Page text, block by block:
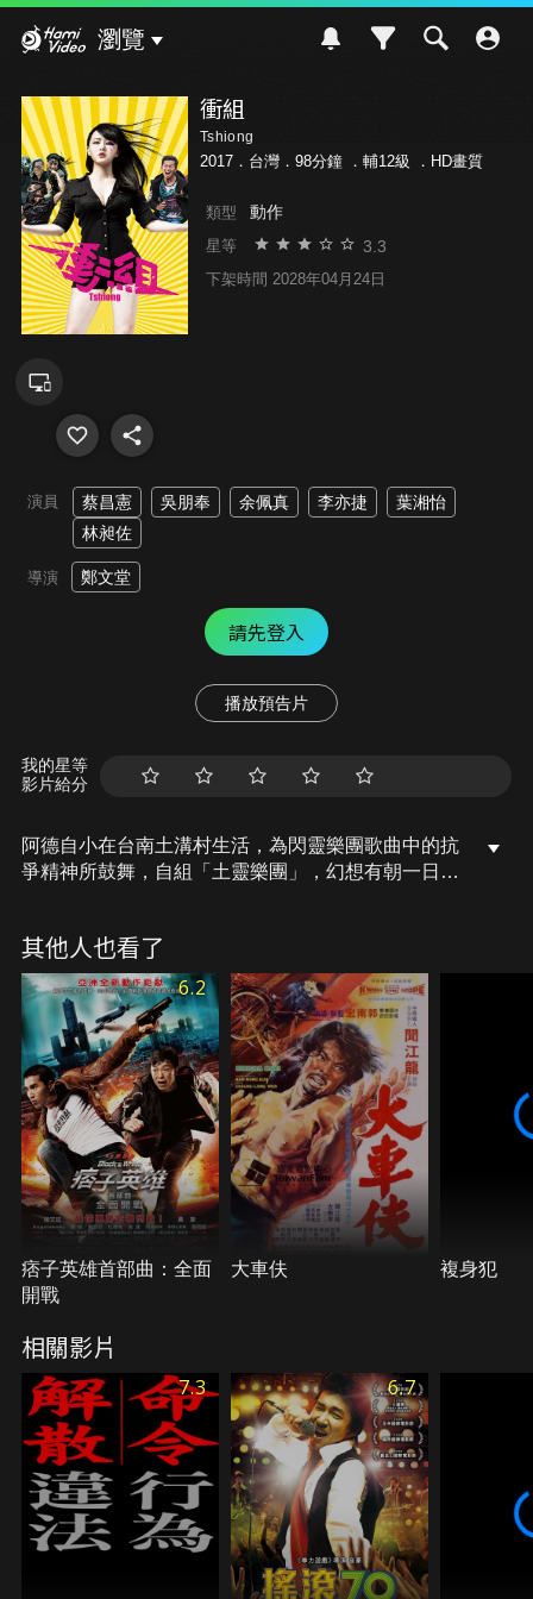
瀏覽
衝組
Tshiong
2017．台灣．98分鐘 ． 輔12級 ．HD畫質
類型 動作
星等 3.3
下架時間 2028年04月24日
演員 蔡昌憲 吳朋奉 余佩真 李亦捷
葉湘怡
林昶佐
導演 鄭文堂
請先登入
播放預告片
我的星等
影片給分
阿德自小在台南土溝村生活，為閃靈樂團歌曲中的抗
爭精神所鼓舞，自組「土靈樂團」，幻想有朝一日能
德為了阻止故鄉的沈淪，隻身赴北，尋求閃靈樂團幫
忙發聲，卻陰錯陽差成為閃靈的司機！阿德逐漸發現
閃靈將理念化為歌曲是不夠的，他希望閃靈能更積極
行動，如此主張與一連串的挫折，卻造成樂團內部出
現矛盾：搖滾，到底是個飯碗？還是一種精神？閃靈
樂團全員衝撞演出，不計形象！
其他人也看了
6.2
痞子英雄首部曲：全面
開戰
大車伕 複身犯
相關影片
7.3 6.7